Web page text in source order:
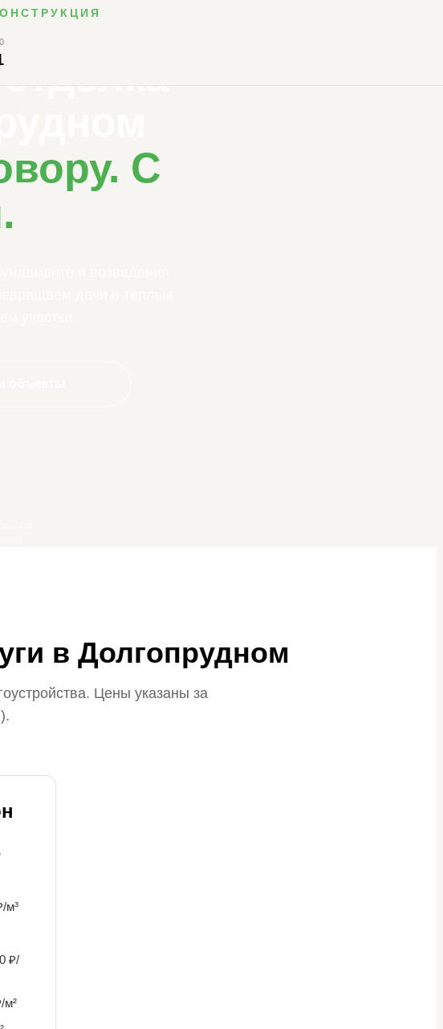
С
и возведения
в Долгопрудном
Цены указаны за
м³
₽/
м²